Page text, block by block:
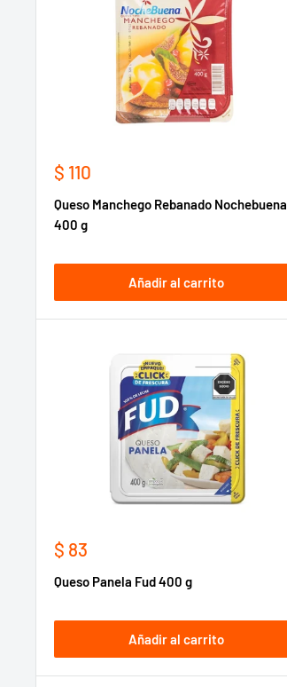
Precio
venta
$ 110
Queso Manchego Rebanado Nochebuena
400 g
Añadir al carrito
Precio
venta
$ 83
Queso Panela Fud 400 g
Añadir al carrito